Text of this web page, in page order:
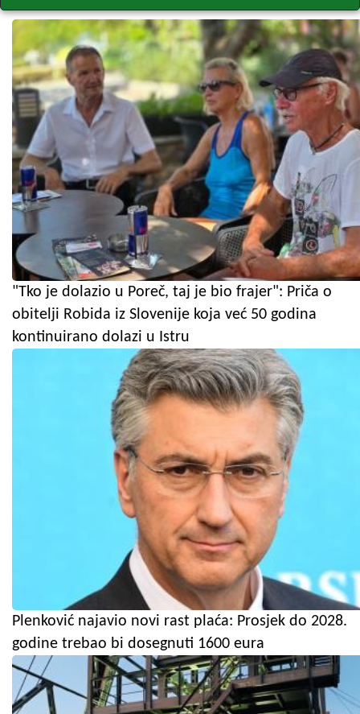
"Tko je dolazio u Poreč, taj je bio frajer": Priča o
obitelji Robida iz Slovenije koja već 50 godina
kontinuirano dolazi u Istru
Plenković najavio novi rast plaća: Prosjek do 2028.
godine trebao bi dosegnuti 1600 eura